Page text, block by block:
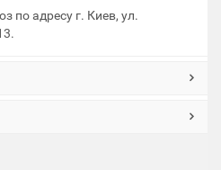
по адресу г. Киев, ул.